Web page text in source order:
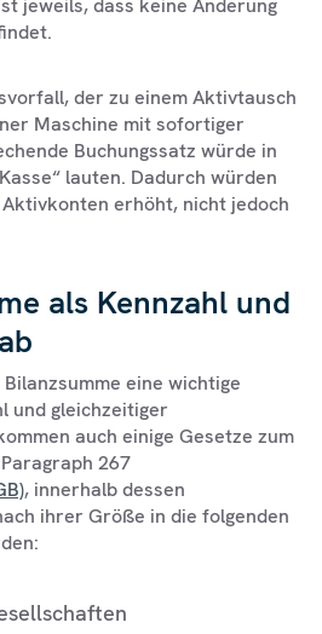
jeweils, dass keine Änderung
der zu einem Aktivtausch
Maschine mit sofortiger
Buchungssatz würde in
lauten. Dadurch würden
erhöht, nicht jedoch
als Kennzahl und
eine wichtige
und gleichzeitiger
auch einige Gesetze zum
267
, innerhalb dessen
ihrer Größe in die folgenden